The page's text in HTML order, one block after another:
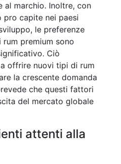
al marchio. Inoltre, con
pro capite nei paesi
le preferenze
premium sono
Ciò
offrire nuovi tipi di rum
la crescente domanda
che questi fattori
del mercato globale
attenti alla